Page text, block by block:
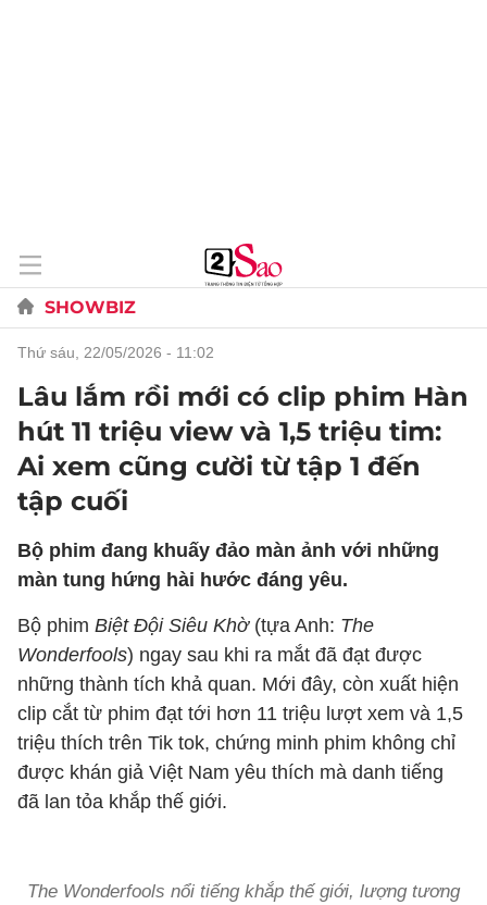
SHOWBIZ
thứ sáu, 22/05/2026 - 11:02
Lâu lắm rồi mới có clip phim Hàn
hút 11 triệu view và 1,5 triệu tim:
Ai xem cũng cười từ tập 1 đến
tập cuối
Bộ phim đang khuấy đảo màn ảnh với những
màn tung hứng hài hước đáng yêu.
Bộ phim Biệt Đội Siêu Khờ(tựa Anh: The
Wonderfools) ngay sau khi ra mắt đã đạt được
những thành tích khả quan. Mới đây, còn xuất hiện
clip cắt từ phim đạt tới hơn 11 triệu lượt xem và 1,5
triệu thích trên Tik tok, chứng minh phim không chỉ
được khán giả Việt Nam yêu thích mà danh tiếng
đã lan tỏa khắp thế giới.
The Wonderfools nổi tiếng khắp thế giới, lượng tương